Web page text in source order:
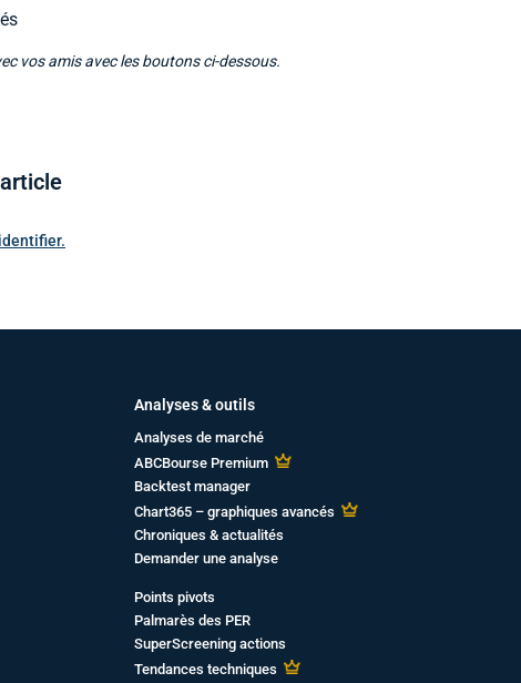
vos amis avec les boutons ci-dessous.
Analyses & outils
Analyses de marché
ABCBourse Premium
Backtest manager
Chart365 – graphiques avancés
Chroniques & actualités
Demander une analyse
Points pivots
Palmarès des PER
SuperScreening actions
Tendances techniques